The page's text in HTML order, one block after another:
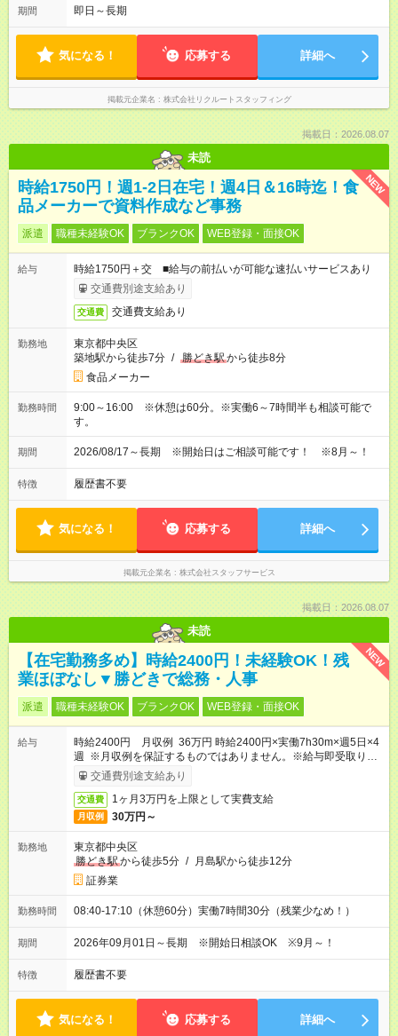
期間 即日～長期
気になる！ 応募する 詳細へ
掲載元企業名 株式会社リクルートスタッフィング
掲載日：2026.08.07
未読
NEW
時給1750円！週1-2日在宅！週4日＆16時迄！食
品メーカーで資料作成など事務
派遣 職種未経験OK ブランクOK WEB登録・面接OK
給与
時給1750円＋交 ■給与の前払いが可能な速払いサービスあり
交通費別途支給あり
交通費 交通費支給あり
勤務地
東京都中央区
築地駅から徒歩7分 / 勝どき駅から徒歩8分
食品メーカー
勤務時間
9:00～16:00 ※休憩は60分。※実働6～7時間半も相談可能で
す。
期間 2026/08/17～長期 ※開始日はご相談可能です！ ※8月～！
特徴 履歴書不要
気になる！ 応募する 詳細へ
掲載元企業名 株式会社スタッフサービス
掲載日：2026.08.07
未読
NEW
【在宅勤務多め】時給2400円！未経験OK！残
業ほぼなし▼勝どきで総務・人事
派遣 職種未経験OK ブランクOK WEB登録・面接OK
給与
時給2400円 月収例 36万円 時給2400円×実働7h30m×週5日×4
週 ※月収例を保証するものではありません。※給与即受取りサ
ービス利用可（利用条件有）
交通費別途支給あり
交通費 1ヶ月3万円を上限として実費支給
月収例 30万円～
勤務地
東京都中央区
勝どき駅から徒歩5分 / 月島駅から徒歩12分
証券業
勤務時間 08:40-17:10（休憩60分）実働7時間30分（残業少なめ！）
期間 2026年09月01日～長期 ※開始日相談OK ※9月～！
特徴 履歴書不要
気になる！ 応募する 詳細へ